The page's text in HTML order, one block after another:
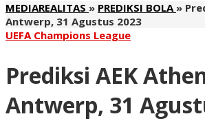
MEDIAREALITAS » PREDIKSI BOLA »
Antwerp, 31 Agustus 2023
UEFA Champions League
Prediksi AEK
Antwerp, 31